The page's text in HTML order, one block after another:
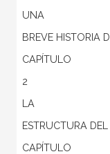
UNA
BREVE HISTORIA
CAPÍTULO
2
LA
ESTRUCTURA
CAPÍTULO